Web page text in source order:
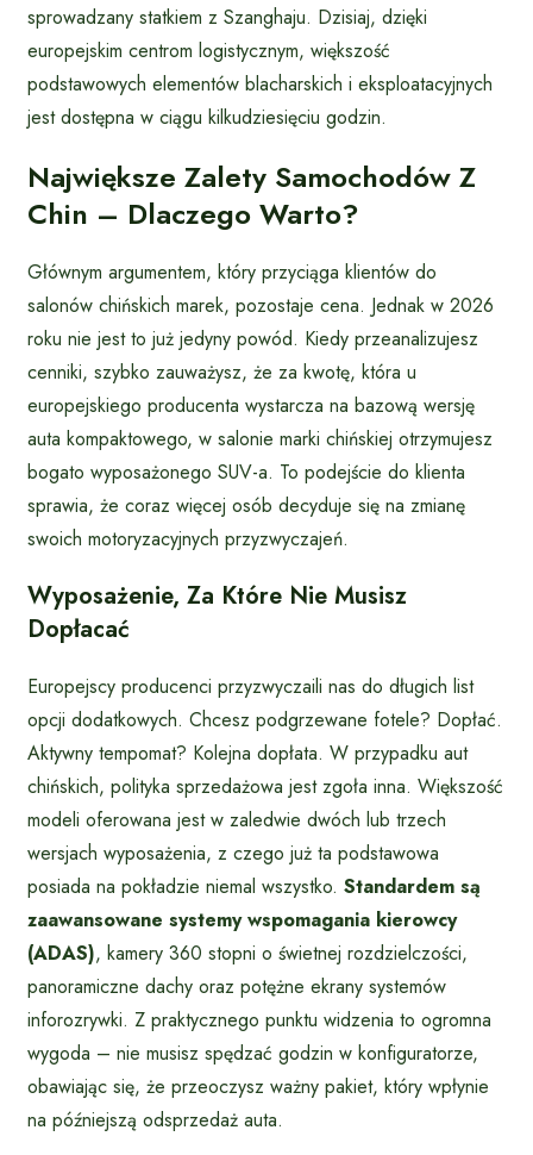
sprowadzany statkiem z Szanghaju. Dzisiaj, dzięki
europejskim centrom logistycznym, większość
podstawowych elementów blacharskich i eksploatacyjnych
jest dostępna w ciągu kilkudziesięciu godzin.
Największe Zalety Samochodów Z
Chin – Dlaczego Warto?
Głównym argumentem, który przyciąga klientów do
salonów chińskich marek, pozostaje cena. Jednak w 2026
roku nie jest to już jedyny powód. Kiedy przeanalizujesz
cenniki, szybko zauważysz, że za kwotę, która u
europejskiego producenta wystarcza na bazową wersję
auta kompaktowego, w salonie marki chińskiej otrzymujesz
bogato wyposażonego SUV-a. To podejście do klienta
sprawia, że coraz więcej osób decyduje się na zmianę
swoich motoryzacyjnych przyzwyczajeń.
Wyposażenie, Za Które Nie Musisz
Dopłacać
Europejscy producenci przyzwyczaili nas do długich list
opcji dodatkowych. Chcesz podgrzewane fotele? Dopłać.
Aktywny tempomat? Kolejna dopłata. W przypadku aut
chińskich, polityka sprzedażowa jest zgoła inna. Większość
modeli oferowana jest w zaledwie dwóch lub trzech
wersjach wyposażenia, z czego już ta podstawowa
posiada na pokładzie niemal wszystko. Standardem są
zaawansowane systemy wspomagania kierowcy
(ADAS), kamery 360 stopni o świetnej rozdzielczości,
panoramiczne dachy oraz potężne ekrany systemów
inforozrywki. Z praktycznego punktu widzenia to ogromna
wygoda – nie musisz spędzać godzin w konfiguratorze,
obawiając się, że przeoczysz ważny pakiet, który wpłynie
na późniejszą odsprzedaż auta.